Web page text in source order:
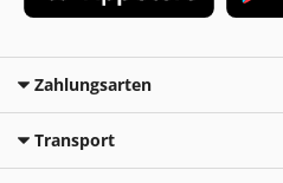
Zahlungsarten
Transport